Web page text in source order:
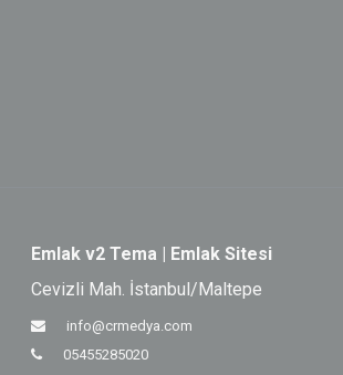
Emlak v2 Tema | Emlak Sitesi
Cevizli Mah. İstanbul/Maltepe
info@crmedya.com
05455285020